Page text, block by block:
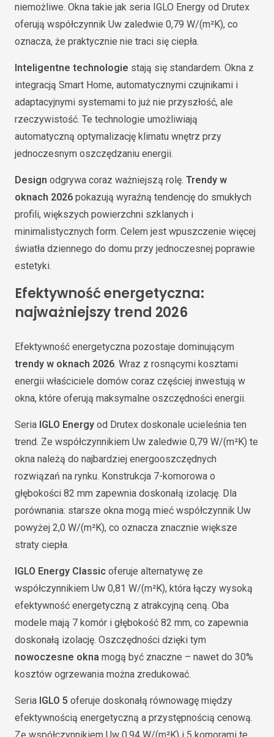
niemożliwe. Okna takie jak seria IGLO Energy od Drutex
oferują współczynnik Uw zaledwie 0,79 W/(m²K), co
oznacza, że praktycznie nie traci się ciepła.
Inteligentne technologie stają się standardem. Okna z
integracją Smart Home, automatycznymi czujnikami i
adaptacyjnymi systemami to już nie przyszłość, ale
rzeczywistość. Te technologie umożliwiają
automatyczną optymalizację klimatu wnętrz przy
jednoczesnym oszczędzaniu energii.
Design odgrywa coraz ważniejszą rolę. Trendy w
oknach 2026 pokazują wyraźną tendencję do smukłych
profili, większych powierzchni szklanych i
minimalistycznych form. Celem jest wpuszczenie więcej
światła dziennego do domu przy jednoczesnej poprawie
estetyki.
Efektywność energetyczna:
najważniejszy trend 2026
Efektywność energetyczna pozostaje dominującym
trendy w oknach 2026. Wraz z rosnącymi kosztami
energii właściciele domów coraz częściej inwestują w
okna, które oferują maksymalne oszczędności energii.
Seria IGLO Energy od Drutex doskonale ucieleśnia ten
trend. Ze współczynnikiem Uw zaledwie 0,79 W/(m²K) te
okna należą do najbardziej energooszczędnych
rozwiązań na rynku. Konstrukcja 7-komorowa o
głębokości 82 mm zapewnia doskonałą izolację. Dla
porównania: starsze okna mogą mieć współczynnik Uw
powyżej 2,0 W/(m²K), co oznacza znacznie większe
straty ciepła.
IGLO Energy Classic oferuje alternatywę ze
współczynnikiem Uw 0,81 W/(m²K), która łączy wysoką
efektywność energetyczną z atrakcyjną ceną. Oba
modele mają 7 komór i głębokość 82 mm, co zapewnia
doskonałą izolację. Oszczędności dzięki tym
nowoczesne okna mogą być znaczne – nawet do 30%
kosztów ogrzewania można zredukować.
Seria IGLO 5 oferuje doskonałą równowagę między
efektywnością energetyczną a przystępnością cenową.